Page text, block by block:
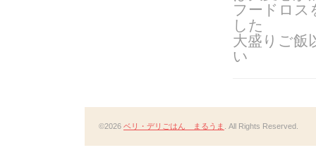
フードロス
した
大盛りご飯
い
©2026 ベリ・デリごはん まるうま . All Rights Reserved.